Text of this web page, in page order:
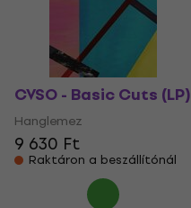
CVSO - Basic Cuts (LP)
Hanglemez
9 630 Ft
Raktáron a beszállítónál